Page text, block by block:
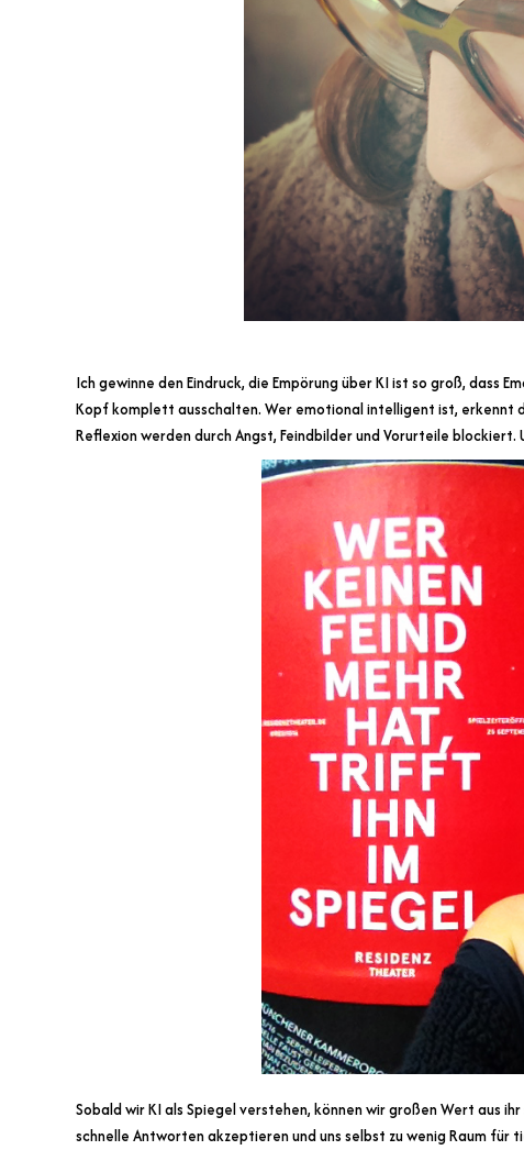
Ich gewinne den Eindruck, die Empörung über KI ist so groß, dass
Kopf komplett ausschalten. Wer emotional intelligent ist, erkennt
Reflexion werden durch Angst, Feindbilder und Vorurteile
Sobald wir KI als Spiegel verstehen, können wir großen Wert aus
schnelle Antworten akzeptieren und uns selbst zu wenig Raum